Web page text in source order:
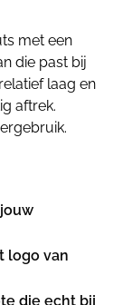
met een
die past bij
laag en
aftrek.
logo van
die echt bij